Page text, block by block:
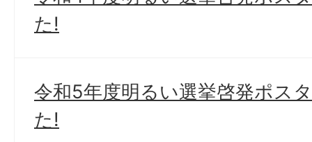
た!
令和5年度明るい選挙啓発ポス
た!